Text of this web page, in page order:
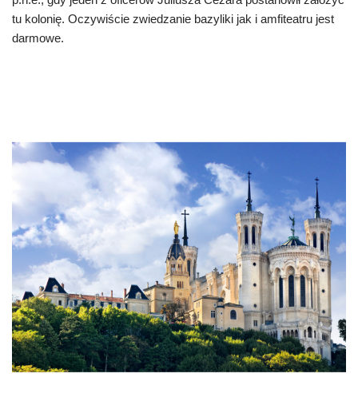
tu kolonię. Oczywiście zwiedzanie bazyliki jak i amfiteatru jest
darmowe.